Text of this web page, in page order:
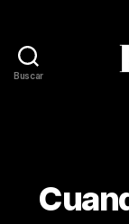
Buscar